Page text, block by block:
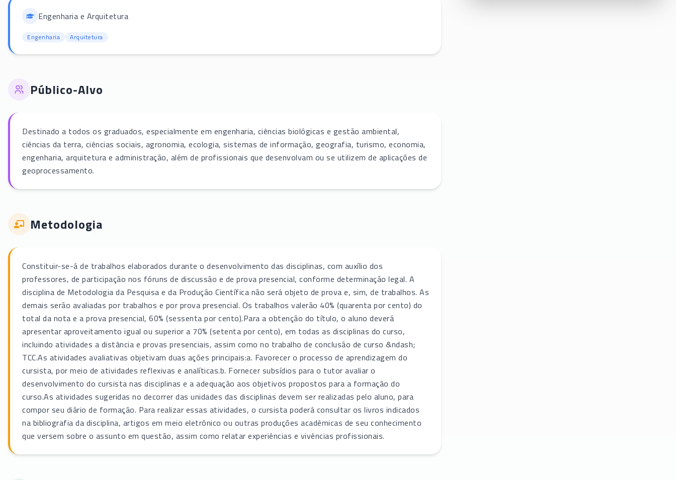
Engenharia e Arquitetura
Engenharia Arquitetura
Público-Alvo
Destinado a todos os graduados, especialmente em engenharia, ciências biológicas e gestão ambiental,
ciências da terra, ciências sociais, agronomia, ecologia, sistemas de informação, geografia, turismo, economia,
engenharia, arquitetura e administração, além de profissionais que desenvolvam ou se utilizem de aplicações de
geoprocessamento.
Metodologia
Constituir-se-á de trabalhos elaborados durante o desenvolvimento das disciplinas, com auxílio dos
professores, de participação nos fóruns de discussão e de prova presencial, conforme determinação legal. A
disciplina de Metodologia da Pesquisa e da Produção Científica não será objeto de prova e, sim, de trabalhos. As
demais serão avaliadas por trabalhos e por prova presencial. Os trabalhos valerão 40% (quarenta por cento) do
total da nota e a prova presencial, 60% (sessenta por cento).Para a obtenção do título, o aluno deverá
apresentar aproveitamento igual ou superior a 70% (setenta por cento), em todas as disciplinas do curso,
incluindo atividades a distância e provas presenciais, assim como no trabalho de conclusão de curso &ndash;
TCC.As atividades avaliativas objetivam duas ações principais:a. Favorecer o processo de aprendizagem do
cursista, por meio de atividades reflexivas e analíticas.b. Fornecer subsídios para o tutor avaliar o
desenvolvimento do cursista nas disciplinas e a adequação aos objetivos propostos para a formação do
curso.As atividades sugeridas no decorrer das unidades das disciplinas devem ser realizadas pelo aluno, para
compor seu diário de formação. Para realizar essas atividades, o cursista poderá consultar os livros indicados
na bibliografia da disciplina, artigos em meio eletrônico ou outras produções acadêmicas de seu conhecimento
que versem sobre o assunto em questão, assim como relatar experiências e vivências profissionais.